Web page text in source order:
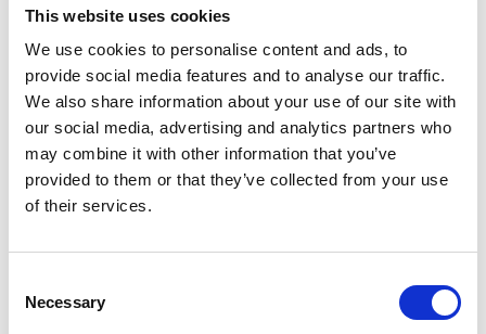
This website uses cookies
We use cookies to personalise content and ads, to
provide social media features and to analyse our traffic.
We also share information about your use of our site with
our social media, advertising and analytics partners who
may combine it with other information that you’ve
provided to them or that they’ve collected from your use
of their services.
Selection
Necessary
7 Agosto 2026
Nel primo semestre è aumentata fortemente la
costruzione di nuove abitazioni
Repubblica Ceca